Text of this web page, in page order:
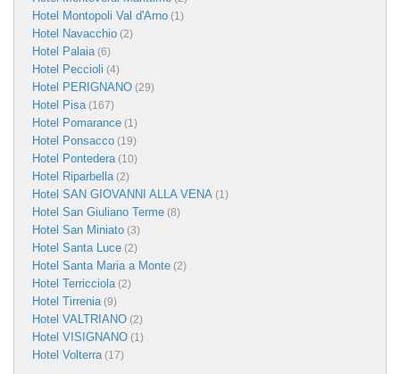
Hotel Montopoli Val d'Arno (1)
Hotel Navacchio (2)
Hotel Palaia (6)
Hotel Peccioli (4)
Hotel PERIGNANO (29)
Hotel Pisa (167)
Hotel Pomarance (1)
Hotel Ponsacco (19)
Hotel Pontedera (10)
Hotel Riparbella (2)
Hotel SAN GIOVANNI ALLA VENA (1)
Hotel San Giuliano Terme (8)
Hotel San Miniato (3)
Hotel Santa Luce (2)
Hotel Santa Maria a Monte (2)
Hotel Terricciola (2)
Hotel Tirrenia (9)
Hotel VALTRIANO (2)
Hotel VISIGNANO (1)
Hotel Volterra (17)